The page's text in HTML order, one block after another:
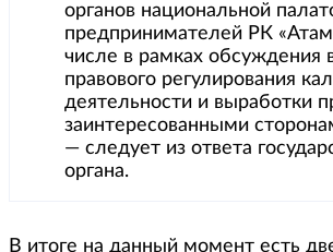
органов национальной
предпринимателей РК
числе в рамках обсуждения
правового регулирования
деятельности и выработки
заинтересованными
— следует из ответа
органа.
В итоге на данный момент есть